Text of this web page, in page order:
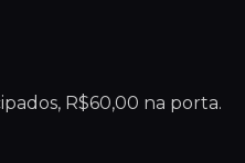
R$60,00 na porta.